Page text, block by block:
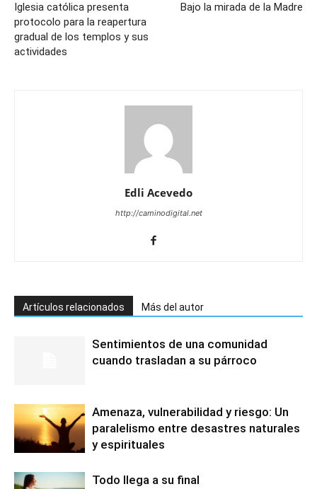
Iglesia católica presenta
protocolo para la reapertura
gradual de los templos y sus
actividades
Bajo la mirada de la Madre
Edli Acevedo
http://caminodigital.net
Artículos relacionados Más del autor
Sentimientos de una comunidad
cuando trasladan a su párroco
Amenaza, vulnerabilidad y riesgo: Un
paralelismo entre desastres naturales
y espirituales
Todo llega a su final